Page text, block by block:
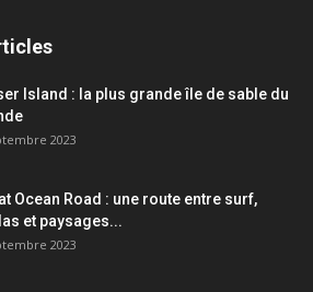
Island : la plus grande île de sable du
2023
Ocean Road : une route entre surf,
et paysages...
2023